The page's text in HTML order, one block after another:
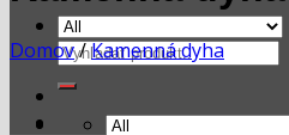
Hľadať:
Domov/Kamenná dyha